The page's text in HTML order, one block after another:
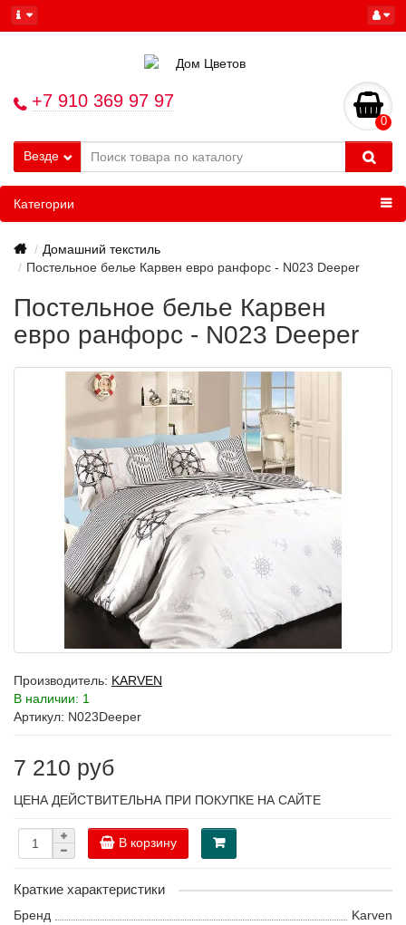
+7 910 369 97 97
0
Везде
Категории
Домашний текстиль
Постельное белье Карвен евро ранфорс - N023 Deeper
Постельное белье Карвен
евро ранфорс - N023 Deeper
Производитель: KARVEN
В наличии: 1
Артикул: N023Deeper
7 210 руб
ЦЕНА ДЕЙСТВИТЕЛЬНА ПРИ ПОКУПКЕ НА САЙТЕ
В корзину
Краткие характеристики
Бренд
Karven